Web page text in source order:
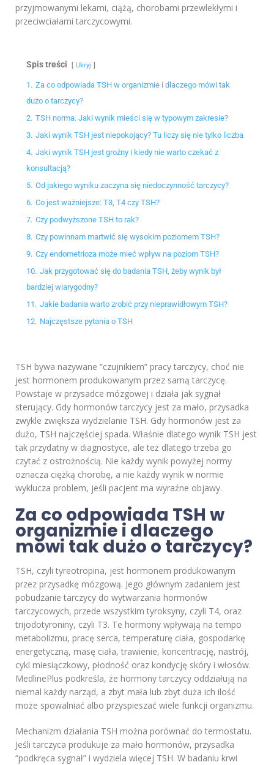
przyjmowanymi lekami, ciążą, chorobami przewlekłymi i
przeciwciałami tarczycowymi.
Spis treści Ukryj
1. Za co odpowiada TSH w organizmie i dlaczego mówi tak
dużo o tarczycy?
2. TSH norma. Jaki wynik mieści się w typowym zakresie?
3. Jaki wynik TSH jest niepokojący? Tu liczy się nie tylko liczba
4. Jaki wynik TSH jest groźny i kiedy nie warto czekać z
konsultacją?
5. Od jakiego wyniku zaczyna się niedoczynność tarczycy?
6. Co jest ważniejsze: T3, T4 czy TSH?
7. Czy podwyższone TSH to rak?
8. Czy powinnam martwić się wysokim poziomem TSH?
9. Czy endometrioza może mieć wpływ na poziom TSH?
10. Jak przygotować się do badania TSH, żeby wynik był
bardziej wiarygodny?
11. Jakie badania warto zrobić przy nieprawidłowym TSH?
12. Najczęstsze pytania o TSH
TSH bywa nazywane “czujnikiem” pracy tarczycy, choć nie
jest hormonem produkowanym przez samą tarczycę.
Powstaje w przysadce mózgowej i działa jak sygnał
sterujący. Gdy hormonów tarczycy jest za mało, przysadka
zwykle zwiększa wydzielanie TSH. Gdy hormonów jest za
dużo, TSH najczęściej spada. Właśnie dlatego wynik TSH jest
tak przydatny w diagnostyce, ale też dlatego trzeba go
czytać z ostrożnością. Nie każdy wynik powyżej normy
oznacza ciężką chorobę, a nie każdy wynik w normie
wyklucza problem, jeśli pacjent ma wyraźne objawy.
Za co odpowiada TSH w
organizmie i dlaczego
mówi tak dużo o tarczycy?
TSH, czyli tyreotropina, jest hormonem produkowanym
przez przysadkę mózgową. Jego głównym zadaniem jest
pobudzanie tarczycy do wytwarzania hormonów
tarczycowych, przede wszystkim tyroksyny, czyli T4, oraz
trijodotyroniny, czyli T3. Te hormony wpływają na tempo
metabolizmu, pracę serca, temperaturę ciała, gospodarkę
energetyczną, masę ciała, trawienie, koncentrację, nastrój,
cykl miesiączkowy, płodność oraz kondycję skóry i włosów.
MedlinePlus podkreśla, że hormony tarczycy oddziałują na
niemal każdy narząd, a zbyt mała lub zbyt duża ich ilość
może spowalniać albo przyspieszać wiele funkcji organizmu.
Mechanizm działania TSH można porównać do termostatu.
Jeśli tarczyca produkuje za mało hormonów, przysadka
“podkręca sygnał” i wydziela więcej TSH. W badaniu krwi